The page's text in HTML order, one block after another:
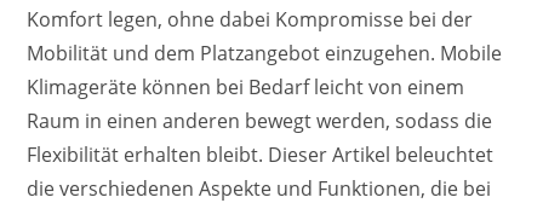
Komfort legen, ohne dabei Kompromisse bei der
Mobilität und dem Platzangebot einzugehen. Mobile
Klimageräte können bei Bedarf leicht von einem
Raum in einen anderen bewegt werden, sodass die
Flexibilität erhalten bleibt. Dieser Artikel beleuchtet
die verschiedenen Aspekte und Funktionen, die bei